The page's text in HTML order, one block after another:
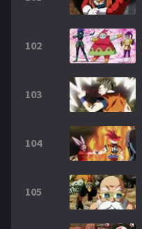
102
103
104
105